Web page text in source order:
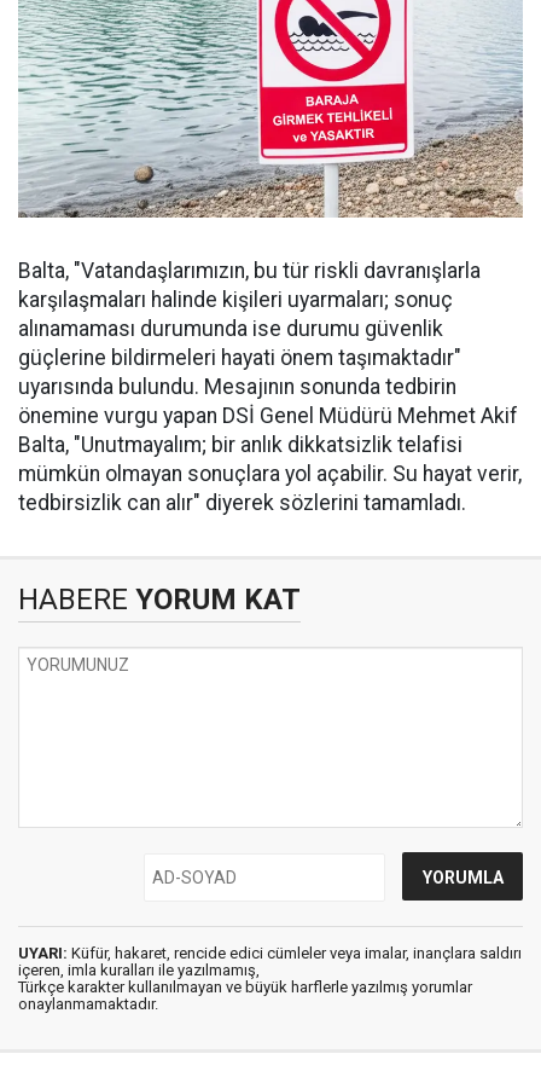
Balta, "Vatandaşlarımızın, bu tür riskli davranışlarla
karşılaşmaları halinde kişileri uyarmaları; sonuç
alınamaması durumunda ise durumu güvenlik
güçlerine bildirmeleri hayati önem taşımaktadır"
uyarısında bulundu. Mesajının sonunda tedbirin
önemine vurgu yapan DSİ Genel Müdürü Mehmet Akif
Balta, "Unutmayalım; bir anlık dikkatsizlik telafisi
mümkün olmayan sonuçlara yol açabilir. Su hayat verir,
tedbirsizlik can alır" diyerek sözlerini tamamladı.
HABERE YORUM KAT
UYARI: Küfür, hakaret, rencide edici cümleler veya imalar, inançlara saldırı
içeren, imla kuralları ile yazılmamış,
Türkçe karakter kullanılmayan ve büyük harflerle yazılmış yorumlar
onaylanmamaktadır.